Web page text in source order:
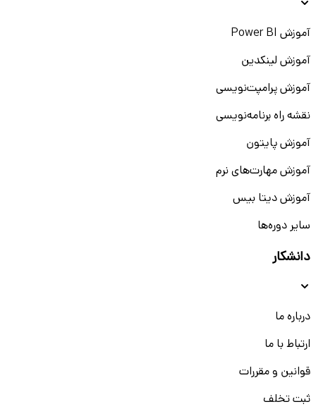
آموزش Power BI
آموزش لینکدین
آموزش پرامپت‌نویسی
نقشه راه برنامه‌نویسی
آموزش پایتون
آموزش مهارت‌های نرم
آموزش دیتا بیس
سایر دوره‌ها
دانشکار
درباره ما
ارتباط با ما
قوانین و مقررات
ثبت تخلف